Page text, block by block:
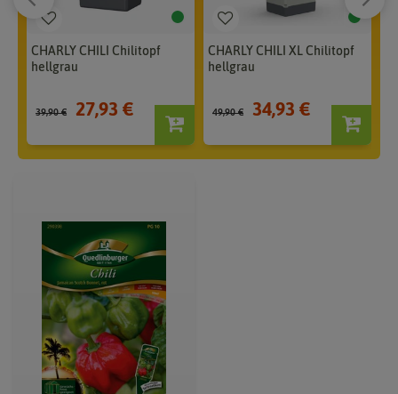
CHARLY CHILI Chilitopf
hellgrau
39,90 € 27,93 €
CHARLY CHILI XL Chilitopf
hellgrau
49,90 € 34,93 €